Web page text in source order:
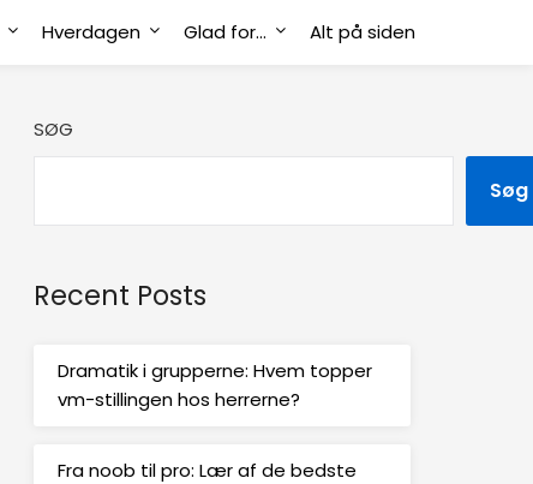
Hverdagen Glad for… Alt på siden
SØG
Søg
Recent Posts
Dramatik i grupperne: Hvem topper
vm-stillingen hos herrerne?
Fra noob til pro: Lær af de bedste